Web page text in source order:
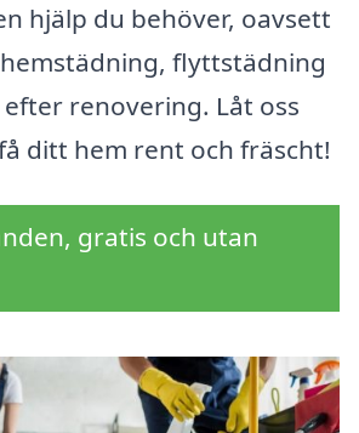
hjälp du behöver, oavsett
flyttstädning
renovering. Låt oss
ditt hem rent och fräscht!
gratis och utan